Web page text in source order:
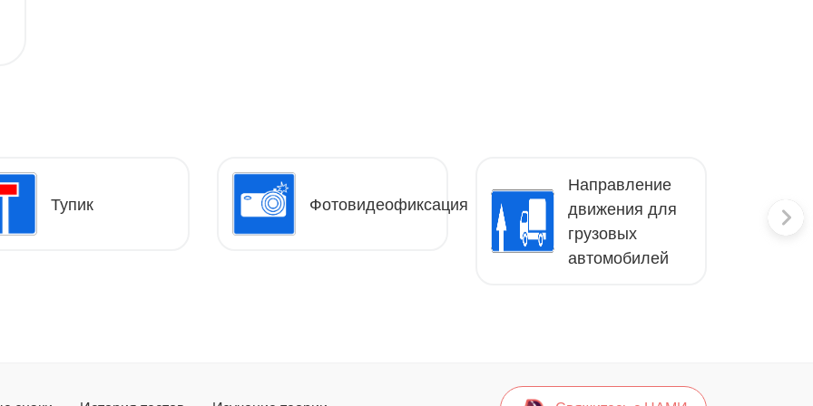
Тупик Фотовидеофиксация
Направление
движения для
грузовых
автомобилей